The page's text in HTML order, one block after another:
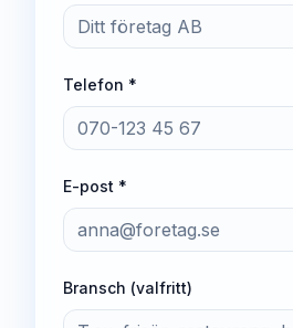
Telefon *
E-post *
Bransch (valfritt)